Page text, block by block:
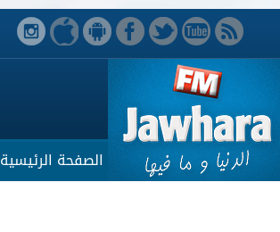
الصفحة الرئيسية